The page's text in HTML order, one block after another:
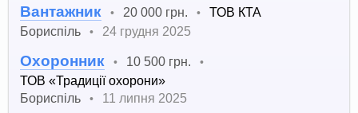
Вантажник • 20 000 грн. •
ТОВ КТА
Бориспіль
• 24 грудня 2025
Охоронник • 10 500 грн. •
ТОВ «Традиції охорони»
Бориспіль
• 11 липня 2025